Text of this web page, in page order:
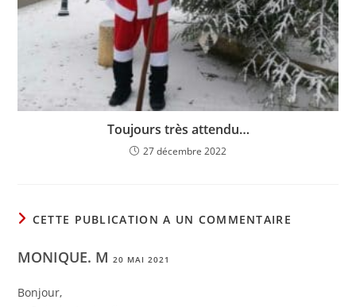
Toujours très attendu…
27 décembre 2022
CETTE PUBLICATION A UN COMMENTAIRE
MONIQUE. M20 MAI 2021
Bonjour,